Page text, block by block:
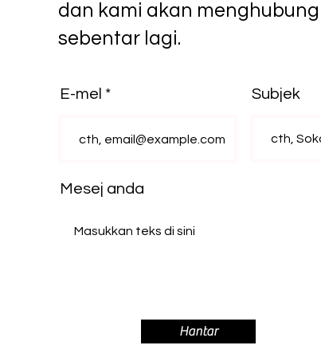
dan kami akan
sebentar lagi.
E-mel Subjek
Mesej anda
Hantar